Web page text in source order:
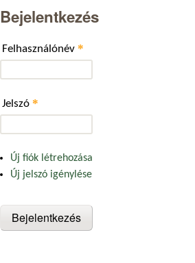
Bejelentkezés
Felhasználónév *
Jelszó *
Új fiók létrehozása
Új jelszó igénylése